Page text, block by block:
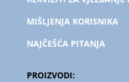
MIŠLJENJA KORISNIKA
NAJČEŠĆA PITANJA
PROIZVODI: